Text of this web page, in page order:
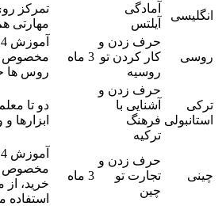
انگلیسی
آمادگی
آیلتس
مهارتی
روسی
حرف زدن و
کار کردن تو
روسیه
3 ماه
مخصوص
روس ها
ترکی
استانبولی
حرف زدن و
آشنایی با
فرهنگ
ترکیه
دو تا
چینی
حرف زدن و
تجارت تو
چین
3 ماه
مخصوص
خرید، از
استفاده